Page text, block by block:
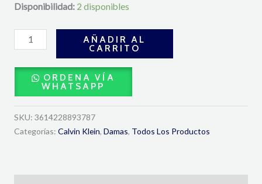
Disponibilidad: 2 disponibles
100
Calvin
Klein
cantidad
AÑADIR AL
CARRITO
ORDENA VÍA
WHATSAPP
SKU: 3614228893787
Categorías: Calvin Klein, Damas, Todos Los Productos